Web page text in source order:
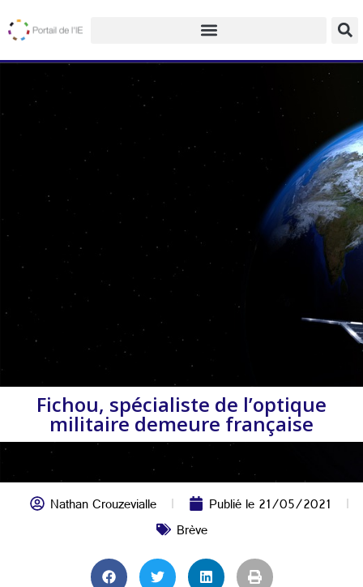
Fichou, spécialiste de l’optique
militaire demeure française
Nathan Crouzevialle Publié le21/05/2021
Brève